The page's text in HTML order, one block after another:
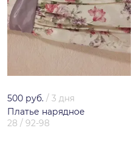
500 руб. / 3 дня
Платье нарядное
28 / 92-98